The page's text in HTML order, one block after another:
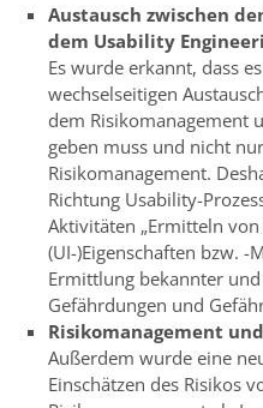
Austausch zwischen
dem Usability
Es wurde erkannt, dass
wechselseitigen
dem Risikomanagement
geben muss und nicht
Risikomanagement.
Richtung Usability-
Aktivitäten „Ermitteln
(UI-)Eigenschaften bzw. -
Ermittlung bekannter
Gefährdungen und
Risikomanagement
Außerdem wurde eine
Einschätzen des Risikos